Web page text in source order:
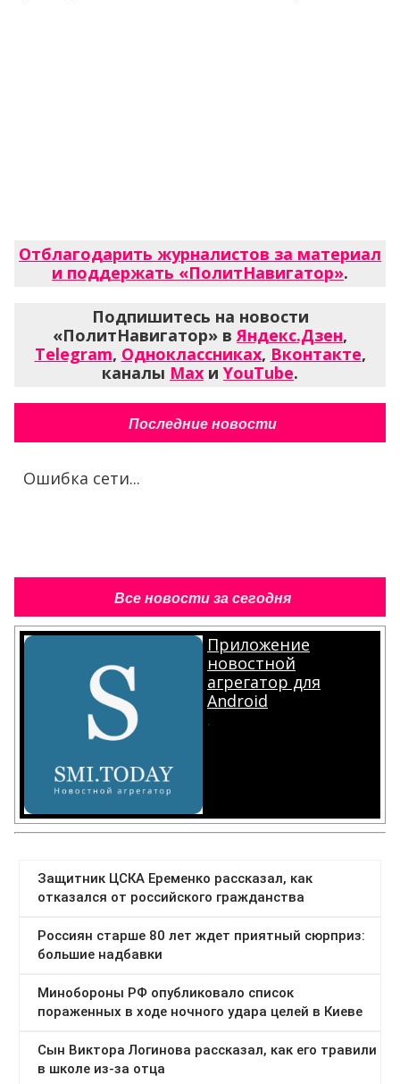
Отблагодарить журналистов за материал
и поддержать «ПолитНавигатор».
Подпишитесь на новости
«ПолитНавигатор» вЯндекс.Дзен,
Telegram, Одноклассниках, Вконтакте,
каналы Max и YouTube.
Последние новости
Ошибка сети...
Все новости за сегодня
Приложение
новостной
агрегатор для
Android
.